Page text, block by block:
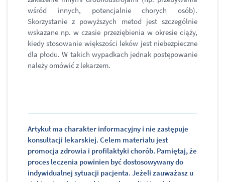
wśród innych, potencjalnie chorych osób).
Skorzystanie z powyższych metod jest szczególnie
wskazane np. w czasie przeziębienia w okresie ciąży,
kiedy stosowanie większości leków jest niebezpieczne
dla płodu. W takich wypadkach jednak postępowanie
należy omówić z lekarzem.
Artykuł ma charakter informacyjny i nie zastępuje
konsultacji lekarskiej. Celem materiału jest
promocja zdrowia i profilaktyki chorób. Pamiętaj, że
proces leczenia powinien być dostosowywany do
indywidualnej sytuacji pacjenta. Jeżeli zauważasz u